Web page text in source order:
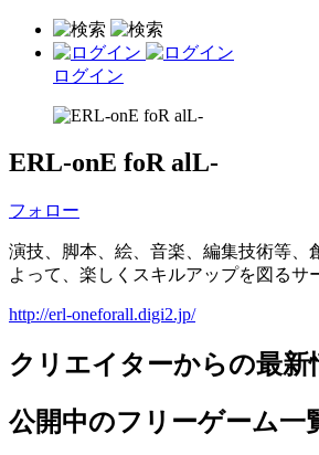
ログイン
ERL-onE foR alL-
フォロー
演技、脚本、絵、音楽、編集技術等、
よって、楽しくスキルアップを図るサ
http://erl-oneforall.digi2.jp/
クリエイターからの最新
公開中のフリーゲーム一